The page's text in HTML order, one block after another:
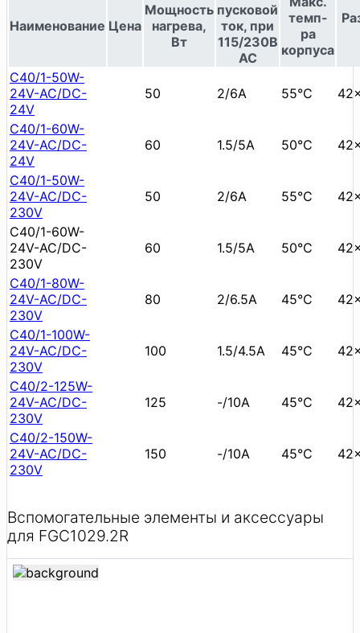
Наименование Цена
Мощность
нагрева,
Вт
пусковой
ток, при
115/230В
АС
темп-
ра
корпуса
C40/1-50W-
24V-AC/DC-
24V
50 2/6А 55°C
C40/1-60W-
24V-AC/DC-
24V
60 1.5/5А 50°C
C40/1-50W-
24V-AC/DC-
230V
50 2/6А 55°C
C40/1-60W-
24V-AC/DC-
230V
60 1.5/5А 50°C
C40/1-80W-
24V-AC/DC-
230V
80 2/6.5А 45°C
C40/1-100W-
24V-AC/DC-
230V
100 1.5/4.5А 45°C
C40/2-125W-
24V-AC/DC-
230V
125 -/10А 45°C
C40/2-150W-
24V-AC/DC-
230V
150 -/10А 45°C
Вспомогательные элементы и аксессуары
для FGC1029.2R